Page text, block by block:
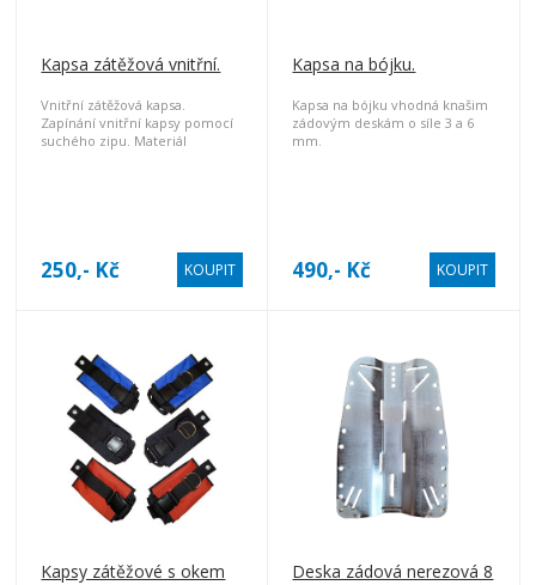
Kapsa zátěžová vnitřní.
Vnitřní zátěžová kapsa.
Zapínání vnitřní kapsy pomocí
suchého zipu. Materiál
250,- Kč KOUPIT
Kapsa na bójku.
Kapsa na bójku vhodná knašim
zádovým deskám o síle 3 a 6
mm.
490,- Kč KOUPIT
Kapsy zátěžové s okem
Deska zádová nerezová 8